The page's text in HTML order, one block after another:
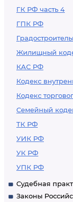
ГК РФ часть 4
ГПК РФ
Жилищный
КАС РФ
Кодекс
Кодекс
Семейный
ТК РФ
УИК РФ
УК РФ
УПК РФ
Судебная
Законы